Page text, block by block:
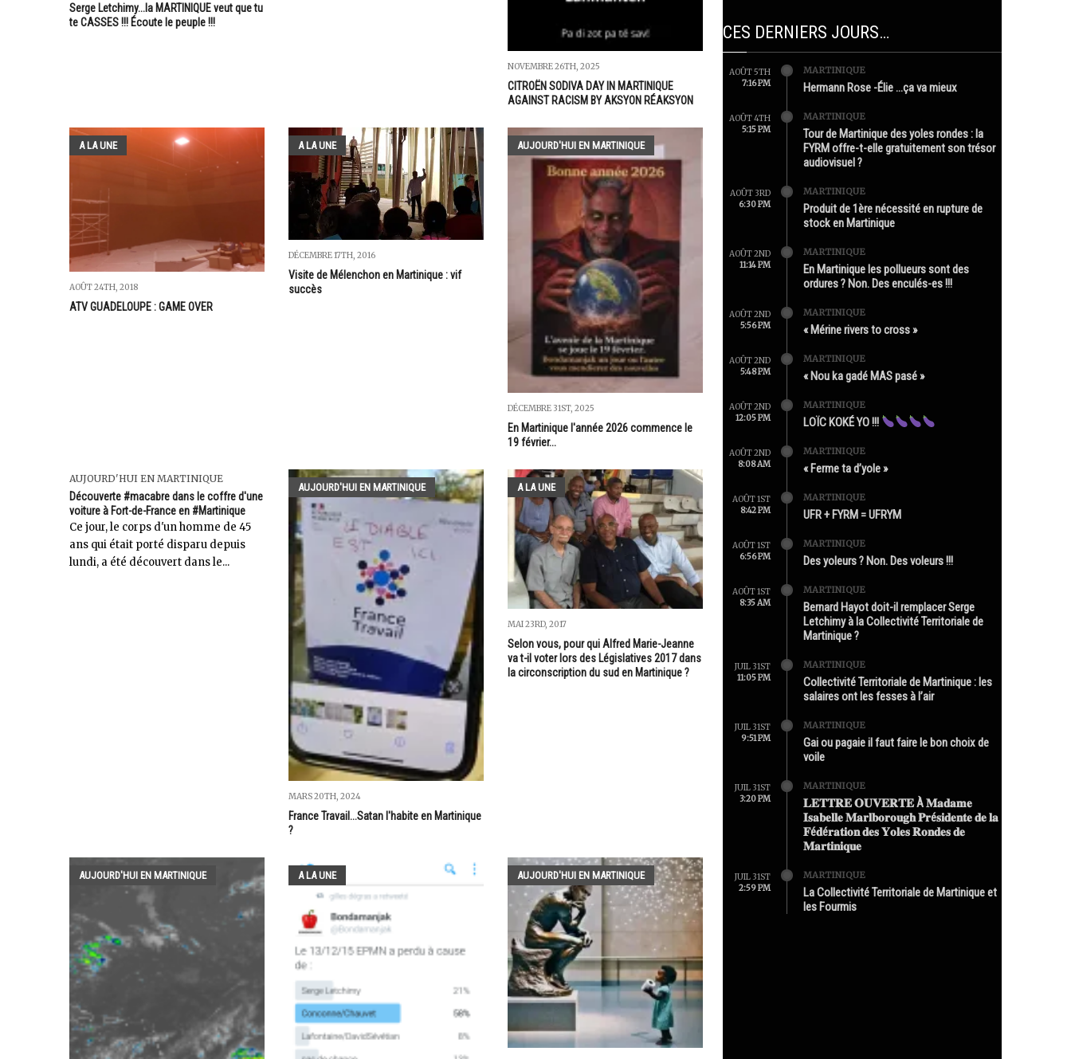
Serge Letchimy...la MARTINIQUE veut que tu
te CASSES !!! Écoute le peuple !!!
NOVEMBRE 26TH, 2025
CITROËN SODIVA DAY IN MARTINIQUE
AGAINST RACISM BY AKSYON RÉAKSYON
A LA UNE
AOÛT 24TH, 2018
ATV GUADELOUPE : GAME OVER
A LA UNE
DÉCEMBRE 17TH, 2016
Visite de Mélenchon en Martinique : vif
succès
AUJOURD'HUI EN MARTINIQUE
DÉCEMBRE 31ST, 2025
En Martinique l'année 2026 commence le
19 février...
AUJOURD'HUI EN MARTINIQUE
Découverte #macabre dans le coffre d'une
voiture à Fort-de-France en #Martinique
Ce jour, le corps d'un homme de 45
ans qui était porté disparu depuis
lundi, a été découvert dans le...
AUJOURD'HUI EN MARTINIQUE
MARS 20TH, 2024
France Travail...Satan l'habite en Martinique
?
A LA UNE
MAI 23RD, 2017
Selon vous, pour qui Alfred Marie-Jeanne
va t-il voter lors des Législatives 2017 dans
la circonscription du sud en Martinique ?
AUJOURD'HUI EN MARTINIQUE A LA UNE AUJOURD'HUI EN MARTINIQUE
CES DERNIERS JOURS…
AOÛT 5TH
7:16 PM
MARTINIQUE
Hermann Rose -Élie …ça va mieux
AOÛT 4TH
5:15 PM
MARTINIQUE
Tour de Martinique des yoles rondes : la
FYRM offre-t-elle gratuitement son trésor
audiovisuel ?
AOÛT 3RD
6:30 PM
MARTINIQUE
Produit de 1ère nécessité en rupture de
stock en Martinique
AOÛT 2ND
11:14 PM
MARTINIQUE
En Martinique les pollueurs sont des
ordures ? Non. Des enculés-es !!!
AOÛT 2ND
5:56 PM
MARTINIQUE
« Mérine rivers to cross »
AOÛT 2ND
5:48 PM
MARTINIQUE
« Nou ka gadé MAS pasé »
AOÛT 2ND
12:05 PM
MARTINIQUE
LOÏC KOKÉ YO !!!
AOÛT 2ND
8:08 AM
MARTINIQUE
« Ferme ta d’yole »
AOÛT 1ST
8:42 PM
MARTINIQUE
UFR + FYRM = UFRYM
AOÛT 1ST
6:56 PM
MARTINIQUE
Des yoleurs ? Non. Des voleurs !!!
AOÛT 1ST
8:35 AM
MARTINIQUE
Bernard Hayot doit-il remplacer Serge
Letchimy à la Collectivité Territoriale de
Martinique ?
JUIL 31ST
11:05 PM
MARTINIQUE
Collectivité Territoriale de Martinique : les
salaires ont les fesses à l’air
JUIL 31ST
9:51 PM
MARTINIQUE
Gai ou pagaie il faut faire le bon choix de
voile
JUIL 31ST
3:20 PM
MARTINIQUE
𝐋𝐄𝐓𝐓𝐑𝐄 𝐎𝐔𝐕𝐄𝐑𝐓𝐄 À 𝐌𝐚𝐝𝐚𝐦𝐞
𝐈𝐬𝐚𝐛𝐞𝐥𝐥𝐞 𝐌𝐚𝐫𝐥𝐛𝐨𝐫𝐨𝐮𝐠𝐡 𝐏𝐫é𝐬𝐢𝐝𝐞𝐧𝐭𝐞 𝐝𝐞 𝐥𝐚
𝐅é𝐝é𝐫𝐚𝐭𝐢𝐨𝐧 𝐝𝐞𝐬 𝐘𝐨𝐥𝐞𝐬 𝐑𝐨𝐧𝐝𝐞𝐬 𝐝𝐞
𝐌𝐚𝐫𝐭𝐢𝐧𝐢𝐪𝐮𝐞
JUIL 31ST
2:59 PM
MARTINIQUE
La Collectivité Territoriale de Martinique et
les Fourmis